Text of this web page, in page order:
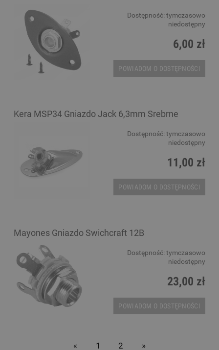
Dostępność: tymczasowo
niedostępny
6,00 zł
POWIADOM O DOSTĘPNOŚCI
Kera MSP34 Gniazdo Jack 6,3mm Srebrne
Dostępność: tymczasowo
niedostępny
11,00 zł
POWIADOM O DOSTĘPNOŚCI
Mayones Gniazdo Swichcraft 12B
Dostępność: tymczasowo
niedostępny
23,00 zł
POWIADOM O DOSTĘPNOŚCI
« 1 2 »